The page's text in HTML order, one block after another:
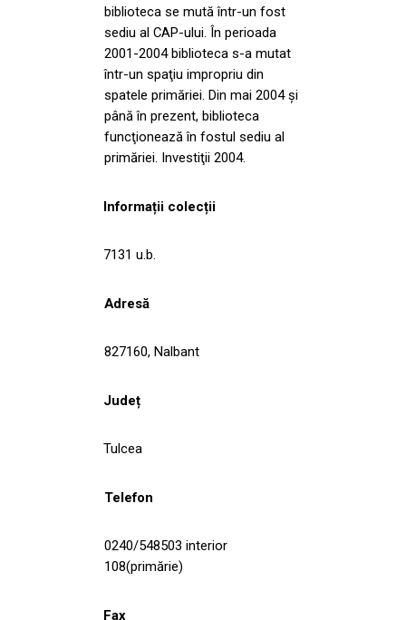
biblioteca se mută într-un fost
sediu al CAP-ului. În perioada
2001-2004 biblioteca s-a mutat
într-un spaţiu impropriu din
spatele primăriei. Din mai 2004 şi
până în prezent, biblioteca
funcţionează în fostul sediu al
primăriei. Investiţii 2004.
Informații colecții
7131 u.b.
Adresă
827160, Nalbant
Județ
Tulcea
Telefon
0240/548503 interior
108(primărie)
Fax